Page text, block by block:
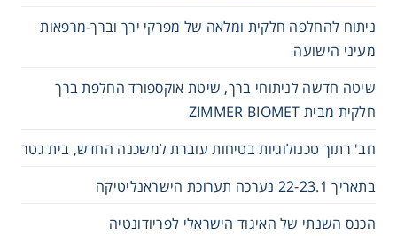
ניתוח להחלפה חלקית ומלאה של מפרקי ירך וברך-מרפאות
מעיני הישועה
שיטה חדשה לניתוחי ברך, שיטת אוקספורד החלפת ברך
חלקית מבית ZIMMER BIOMET
חב' רתוך טכנולוגיות בטיחות עוברת למשכנה החדש, בית גטר
בתאריך 22-23.1 נערכה תערוכת הישראנליטיקה
הכנס השנתי של האיגוד הישראלי לפריודונטיה